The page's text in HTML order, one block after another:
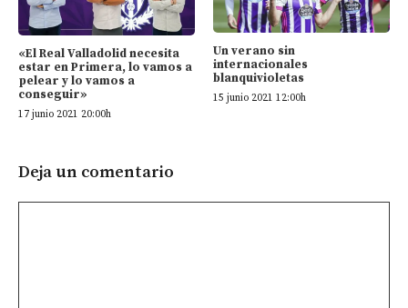
«El Real Valladolid necesita
estar en Primera, lo vamos a
pelear y lo vamos a
conseguir»
17 junio 2021 20:00h
Un verano sin
internacionales
blanquivioletas
15 junio 2021 12:00h
Deja un comentario